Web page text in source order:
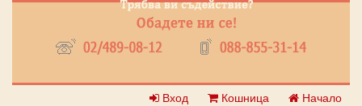
Вход Кошница Начало